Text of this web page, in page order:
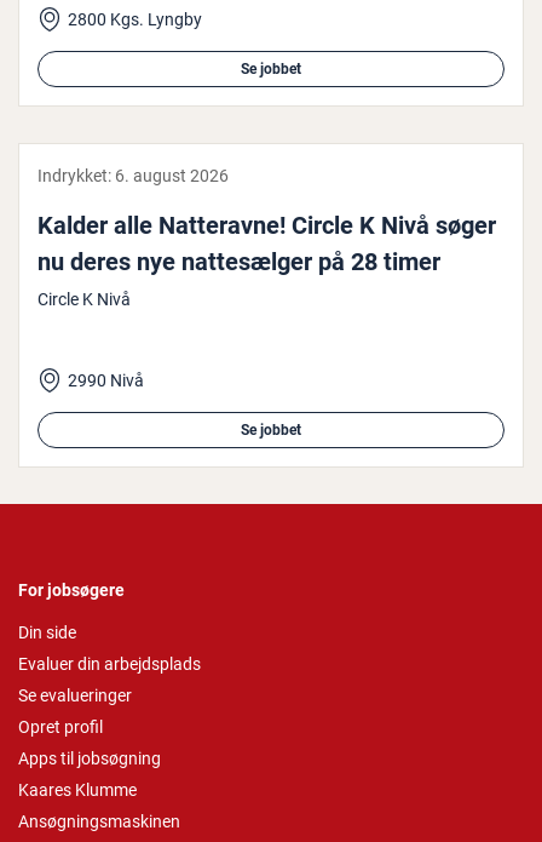
2800 Kgs. Lyngby
Se jobbet
Indrykket: 6. august 2026
Kalder alle Nat­te­rav­ne! Circle K Nivå søger
nu deres nye nat­te­sæl­ger på 28 timer
Circle K Nivå
2990 Nivå
Se jobbet
For jobsøgere
Din side
Evaluer din arbejdsplads
Se evalueringer
Opret profil
Apps til jobsøgning
Kaares Klumme
Ansøgningsmaskinen